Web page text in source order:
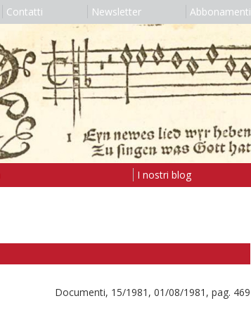
Contatti Newsletter Abbonamenti
I nostri blog
Documenti, 15/1981, 01/08/1981, pag. 469